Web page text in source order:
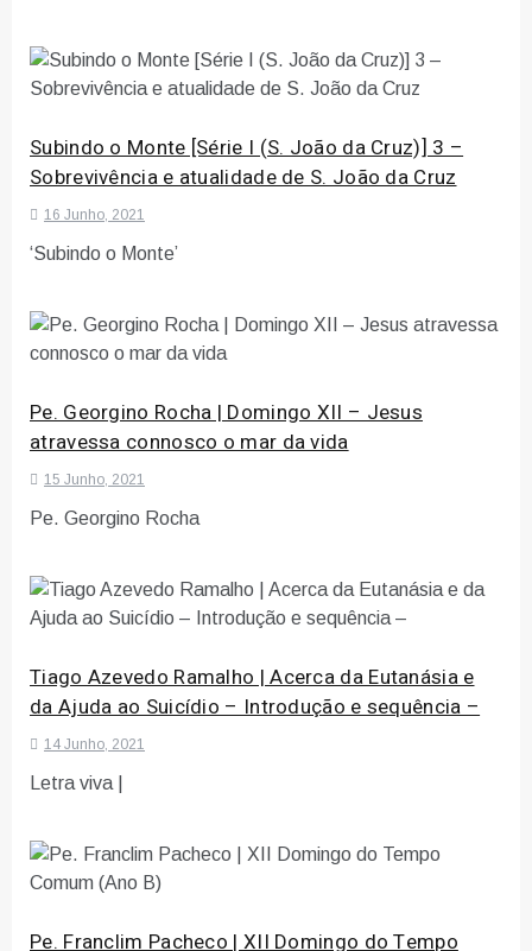
Subindo o Monte [Série I (S. João da Cruz)] 3 –
Sobrevivência e atualidade de S. João da Cruz
16 Junho, 2021
‘Subindo o Monte’
Pe. Georgino Rocha | Domingo XII – Jesus
atravessa connosco o mar da vida
15 Junho, 2021
Pe. Georgino Rocha
Tiago Azevedo Ramalho | Acerca da Eutanásia e
da Ajuda ao Suicídio – Introdução e sequência –
14 Junho, 2021
Letra viva |
Pe. Franclim Pacheco | XII Domingo do Tempo